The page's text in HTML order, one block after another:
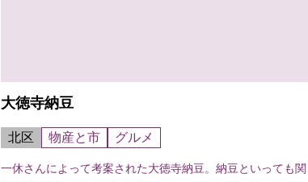
大徳寺納豆
北区 物産と市 グルメ
一休さんによって考案された大徳寺納豆。納豆といっても関